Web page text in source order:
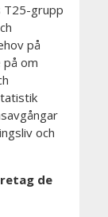
T25-grupp
på
om
och
de